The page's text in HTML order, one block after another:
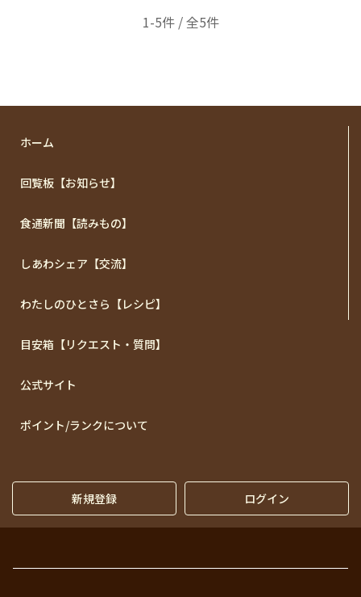
1-5件 / 全5件
ホーム
回覧板【お知らせ】
食通新聞【読みもの】
しあわシェア【交流】
わたしのひとさら【レシピ】
目安箱【リクエスト・質問】
公式サイト
ポイント/ランクについて
新規登録 ログイン